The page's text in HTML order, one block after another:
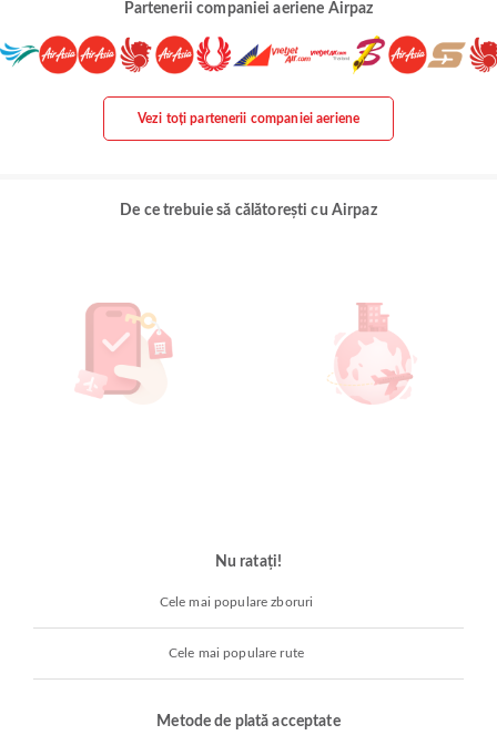
Partenerii companiei aeriene Airpaz
Vezi toți partenerii companiei aeriene
De ce trebuie să călătorești cu Airpaz
Nu ratați!
Cele mai populare zboruri
Cele mai populare rute
Metode de plată acceptate